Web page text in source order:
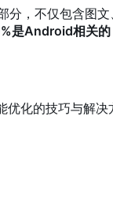
分 ， 不仅包含图
是Android相关的
化的技巧与解决